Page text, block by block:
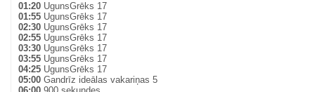
01:20 UgunsGrēks 17
01:55 UgunsGrēks 17
02:30 UgunsGrēks 17
02:55 UgunsGrēks 17
03:30 UgunsGrēks 17
03:55 UgunsGrēks 17
04:25 UgunsGrēks 17
05:00 Gandrīz ideālas vakariņas 5